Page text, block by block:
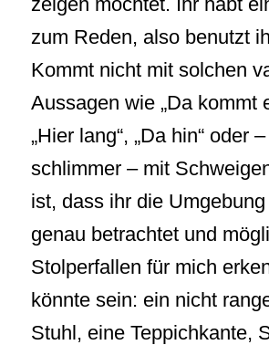
zum Reden, also benutzt
Kommt nicht mit solchen
Aussagen wie „Da kommt
„Hier lang“, „Da hin“ oder
schlimmer – mit
ist, dass ihr die
genau betrachtet und
Stolperfallen für mich
könnte sein: ein nicht
Stuhl, eine Teppichkante,